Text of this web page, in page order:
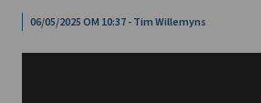
06/05/2025 OM 10:37 - Tim Willemyns